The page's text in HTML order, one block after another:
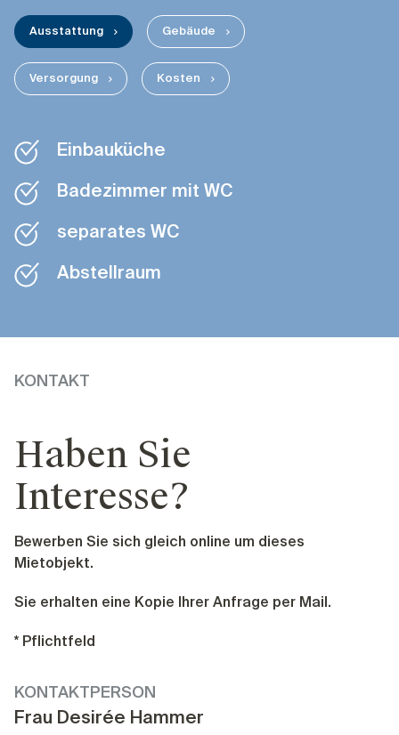
Ausstattung Gebäude
Versorgung Kosten
Einbauküche
Badezimmer mit WC
separates WC
Abstellraum
KONTAKT
Haben Sie
Interesse?
Bewerben Sie sich gleich online um dieses
Mietobjekt.
Sie erhalten eine Kopie Ihrer Anfrage per Mail.
* Pflichtfeld
KONTAKTPERSON
Frau Desirée Hammer